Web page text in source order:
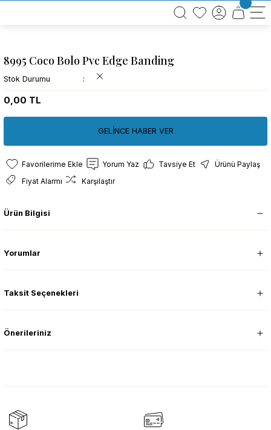
BÜTÜN ALIŞVERİŞLERİNİZDE KARGO BEDAVA!
TÜRKİYE GENELİNDE 10.000 MÜŞTERİ REFERANSI
8995 Coco Bolo Pvc Edge Banding
Stok Durumu
0,00 TL
GELİNCE HABER VER
Yorum Yaz Tavsiye Et
Ürünü Paylaş
Fiyat Alarmı
Karşılaştır
Ürün Bilgisi
Yorumlar
Taksit Seçenekleri
Önerileriniz